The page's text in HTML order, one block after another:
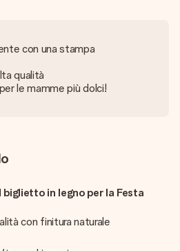
con una stampa
qualità
le mamme più dolci!
in legno per la Festa
con finitura naturale